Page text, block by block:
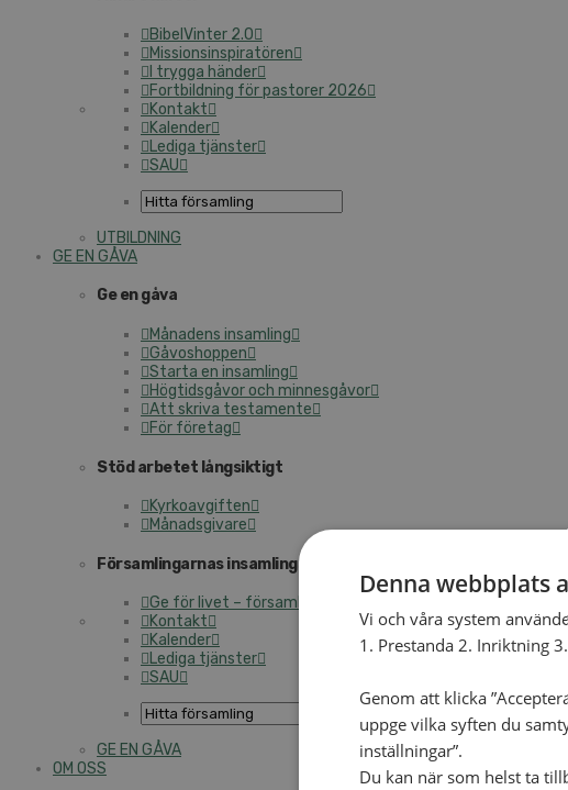
BibelVinter 2.0
Missionsinspiratören
I trygga händer
Fortbildning för pastorer 2026
Kontakt
Kalender
Lediga tjänster
SAU
UTBILDNING
GE EN GÅVA
Ge en gåva
Månadens insamling
Gåvoshoppen
Starta en insamling
Högtidsgåvor och minnesgåvor
Att skriva testamente
För företag
Stöd arbetet långsiktigt
Kyrkoavgiften
Månadsgivare
Församlingarnas insamlingsarbete
Ge för livet – församlingens insamling
Kontakt
Kalender
Lediga tjänster
SAU
GE EN GÅVA
OM OSS
Denna webbplats
Vi och våra system
1. Prestanda 2. Inriktning
Genom att klicka
uppge vilka syften du
inställningar”.
Du kan när som helst ta